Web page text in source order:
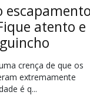
atento e
crença de que os
extremamente
é q...